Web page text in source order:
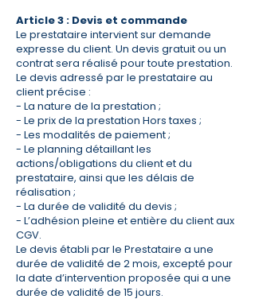
Article 3 : Devis et commande
Le prestataire intervient sur demande
expresse du client. Un devis gratuit ou un
contrat sera réalisé pour toute prestation.
Le devis adressé par le prestataire au
client précise :
- La nature de la prestation ;
- Le prix de la prestation Hors taxes ;
- Les modalités de paiement ;
- Le planning détaillant les
actions/obligations du client et du
prestataire, ainsi que les délais de
réalisation ;
- La durée de validité du devis ;
- L’adhésion pleine et entière du client aux
CGV.
Le devis établi par le Prestataire a une
durée de validité de 2 mois, excepté pour
la date d’intervention proposée qui a une
durée de validité de 15 jours.